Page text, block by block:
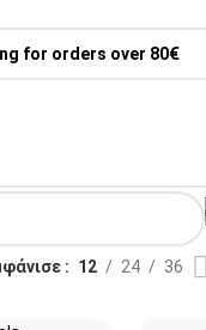
for orders over 80€
12 24 36